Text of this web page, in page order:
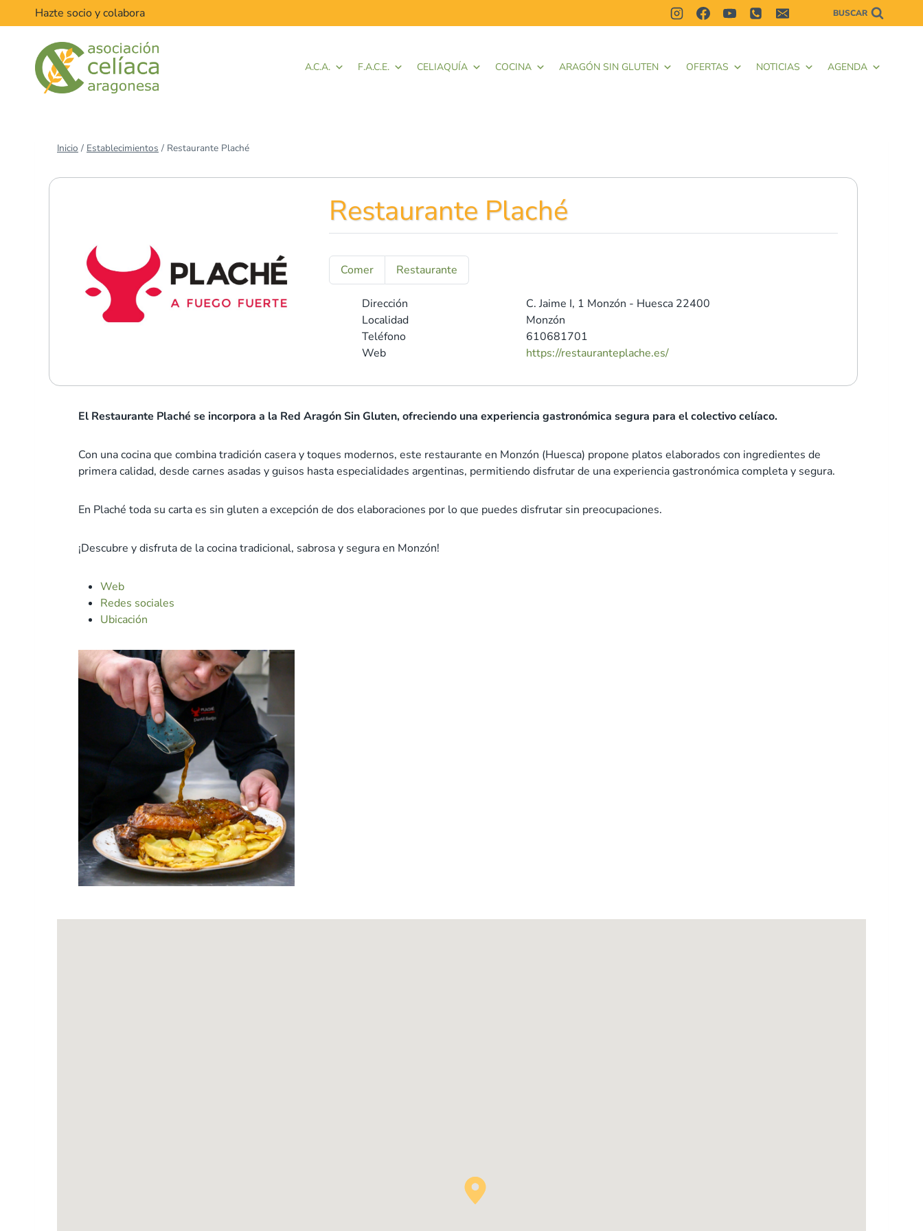
al
Hazte socio y colabora BUSCAR
A.C.A. F.A.C.E. CELIAQUÍA COCINA ARAGÓN SIN GLUTEN OFERTAS NOTICIAS AGENDA
Inicio / Establecimientos / Restaurante Plaché
Restaurante Plaché
Comer Restaurante
Dirección C. Jaime I, 1 Monzón - Huesca 22400
Localidad
Monzón
Teléfono
610681701
Web
https://restauranteplache.es/
El Restaurante Plaché se incorpora a la Red Aragón Sin Gluten, ofreciendo una experiencia gastronómica segura para el colectivo celíaco.
Con una cocina que combina tradición casera y toques modernos, este restaurante en Monzón (Huesca) propone platos elaborados con ingredientes de
primera calidad, desde carnes asadas y guisos hasta especialidades argentinas, permitiendo disfrutar de una experiencia gastronómica completa y segura.
En Plaché toda su carta es sin gluten a excepción de dos elaboraciones por lo que puedes disfrutar sin preocupaciones.
¡Descubre y disfruta de la cocina tradicional, sabrosa y segura en Monzón!
Web
Redes sociales
Ubicación